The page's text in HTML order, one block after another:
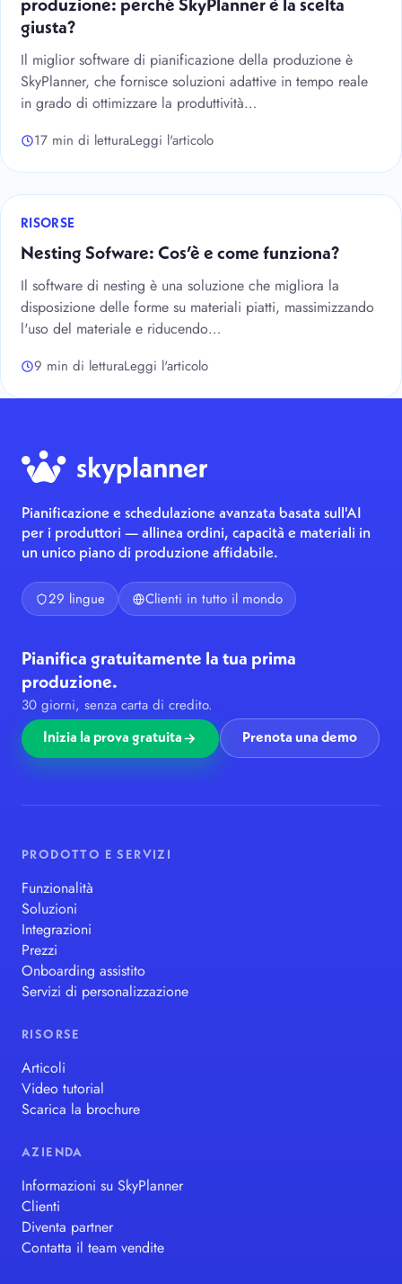
produzione: perché SkyPlanner è la scelta
giusta?
Il miglior software di pianificazione della produzione è
SkyPlanner, che fornisce soluzioni adattive in tempo reale
in grado di ottimizzare la produttività…
17 min di letturaLeggi l'articolo
RISORSE
Nesting Sofware: Cos’è e come funziona?
Il software di nesting è una soluzione che migliora la
disposizione delle forme su materiali piatti, massimizzando
l'uso del materiale e riducendo…
9 min di letturaLeggi l'articolo
Pianificazione e schedulazione avanzata basata sull'AI
per i produttori — allinea ordini, capacità e materiali in
un unico piano di produzione affidabile.
29 lingue Clienti in tutto il mondo
Pianifica gratuitamente la tua prima
produzione.
30 giorni, senza carta di credito.
Inizia la prova gratuita Prenota una demo
PRODOTTO E SERVIZI
Funzionalità
Soluzioni
Integrazioni
Prezzi
Onboarding assistito
Servizi di personalizzazione
RISORSE
Articoli
Video tutorial
Scarica la brochure
AZIENDA
Informazioni su SkyPlanner
Clienti
Diventa partner
Contatta il team vendite